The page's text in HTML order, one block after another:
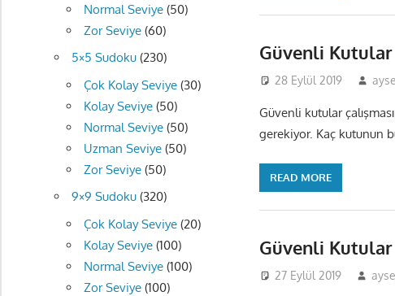
Güvenli
28 Eylül 2019 ayse
Güvenli kutular
gerekiyor. Kaç kutunun
READ MORE
Güvenli
27 Eylül 2019 ayse
Normal Seviye(50)
Zor Seviye(60)
5×5 Sudoku(230)
Çok Kolay Seviye(30)
Kolay Seviye(50)
Normal Seviye(50)
Uzman Seviye(50)
Zor Seviye(50)
9×9 Sudoku(320)
Çok Kolay Seviye(20)
Kolay Seviye(100)
Normal Seviye(100)
Zor Seviye(100)